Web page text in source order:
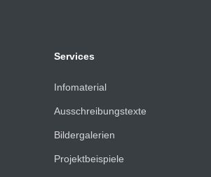
Services
Infomaterial
Ausschreibungstexte
Bildergalerien
Projektbeispiele